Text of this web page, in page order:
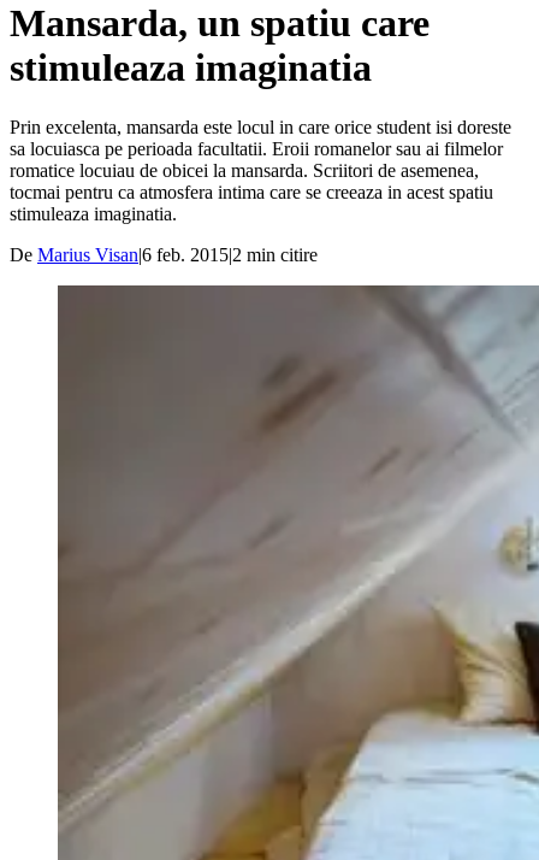
Mansarda, un spatiu care
stimuleaza imaginatia
Prin excelenta, mansarda este locul in care orice student isi doreste
sa locuiasca pe perioada facultatii. Eroii romanelor sau ai filmelor
romatice locuiau de obicei la mansarda. Scriitori de asemenea,
tocmai pentru ca atmosfera intima care se creeaza in acest spatiu
stimuleaza imaginatia.
De Marius Visan|6 feb. 2015|2 min citire